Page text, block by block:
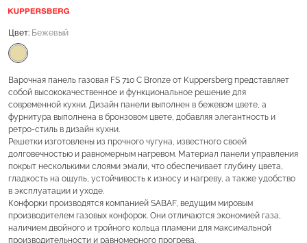
Цвет: Бежевый
Варочная панель газовая FS 710 C Bronze от Kuppersberg представляет
собой высококачественное и функциональное решение для
современной кухни. Дизайн панели выполнен в бежевом цвете, а
фурнитура выполнена в бронзовом цвете, добавляя элегантность и
ретро-стиль в дизайн кухни.
Решетки изготовлены из прочного чугуна, известного своей
долговечностью и равномерным нагревом. Материал панели управления
покрыт несколькими слоями эмали, что обеспечивает глубину цвета,
гладкость на ощупь, устойчивость к износу и нагреву, а также удобство
в эксплуатации и уходе.
Конфорки производятся компанией SABAF, ведущим мировым
производителем газовых конфорок. Они отличаются экономией газа,
наличием двойного и тройного кольца пламени для максимальной
производительности и равномерного прогрева.